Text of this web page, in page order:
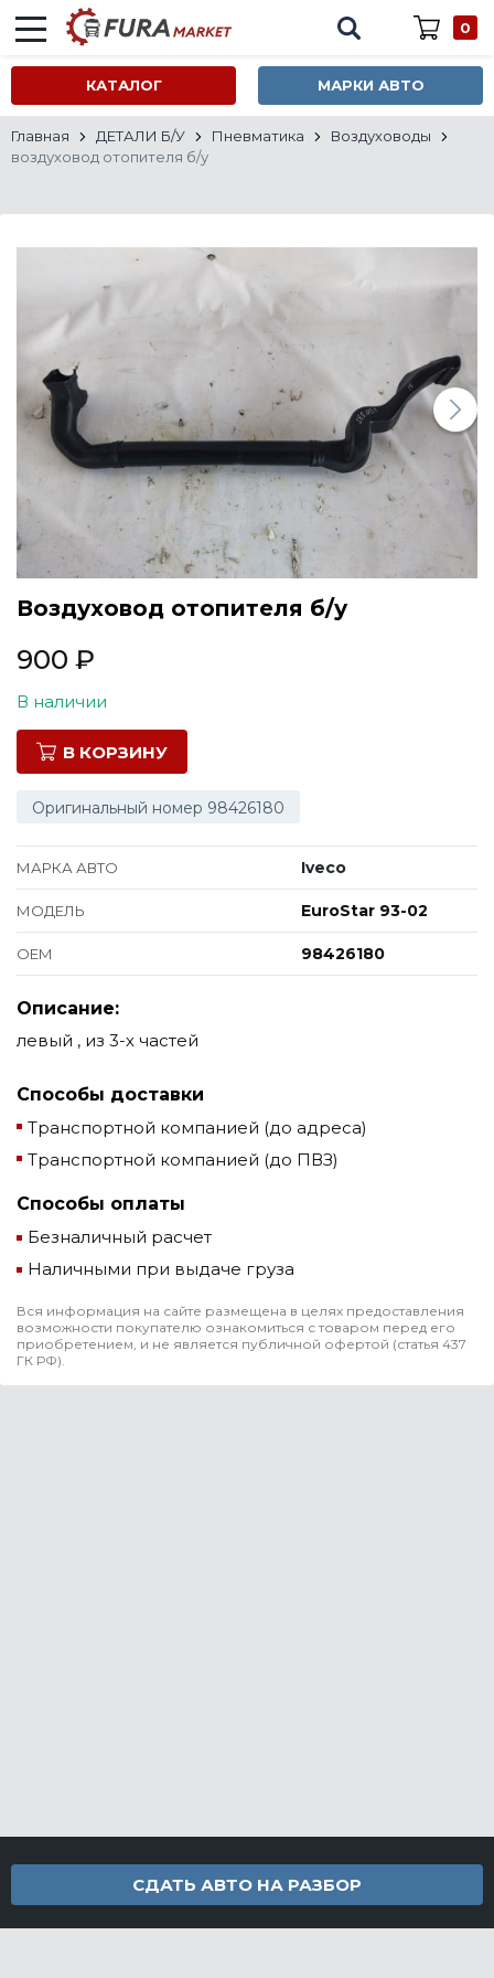
0
КАТАЛОГ МАРКИ АВТО
Все марки
Главная ДЕТАЛИ Б/У Пневматика
Воздуховоды
воздуховод отопителя б/у
Воздуховод отопителя б/у
900 ₽
В наличии
В КОРЗИНУ
Оригинальный номер 98426180
МАРКА АВТО Iveco
МОДЕЛЬ EuroStar 93-02
ОЕМ 98426180
Описание:
левый , из 3-х частей
Способы доставки
Транспортной компанией (до адреса)
Транспортной компанией (до ПВЗ)
Способы оплаты
Безналичный расчет
Наличными при выдаче груза
Вся информация на сайте размещена в целях предоставления
возможности покупателю ознакомиться с товаром перед его
приобретением, и не является публичной офертой (статья 437
ГК РФ).
СДАТЬ АВТО НА РАЗБОР